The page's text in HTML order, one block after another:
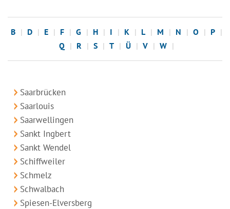
B D E F G H I K L M N O
P
Q
R S T Ü V W
Saarbrücken
Saarlouis
Saarwellingen
Sankt Ingbert
Sankt Wendel
Schiffweiler
Schmelz
Schwalbach
Spiesen-Elversberg